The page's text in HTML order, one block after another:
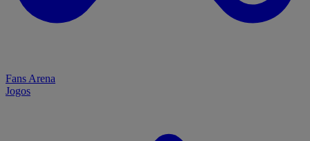
Fans Arena
Jogos